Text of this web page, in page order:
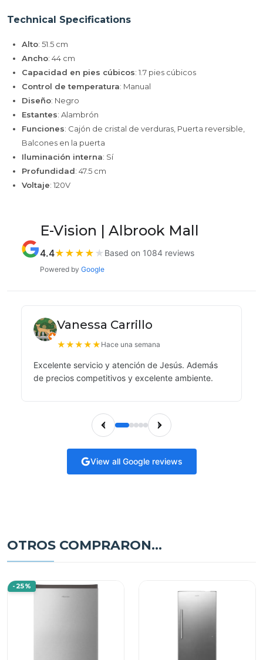
Technical Specifications
Alto: 51.5 cm
Ancho: 44 cm
Capacidad en pies cúbicos: 1.7 pies cúbicos
Control de temperatura: Manual
Diseño: Negro
Estantes: Alambrón
Funciones: Cajón de cristal de verduras, Puerta reversible,
Balcones en la puerta
Iluminación interna: Sí
Profundidad: 47.5 cm
Voltaje: 120V
E-Vision | Albrook Mall
4.4★ ★ ★ ★ ★ Based on 1084 reviews
Powered by Google
Vanessa Carrillo
★★★★★ Hace una semana
Excelente servicio y atención de Jesús. Además
de precios competitivos y excelente ambiente.
View all Google reviews
OTROS COMPRARON...
-25%